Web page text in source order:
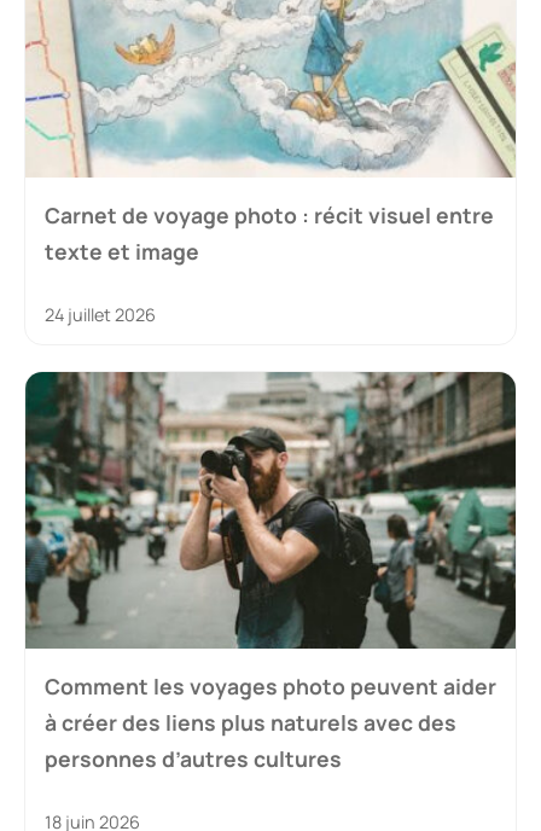
Carnet de voyage photo : récit visuel entre
texte et image
24 juillet 2026
Comment les voyages photo peuvent aider
à créer des liens plus naturels avec des
personnes d’autres cultures
18 juin 2026